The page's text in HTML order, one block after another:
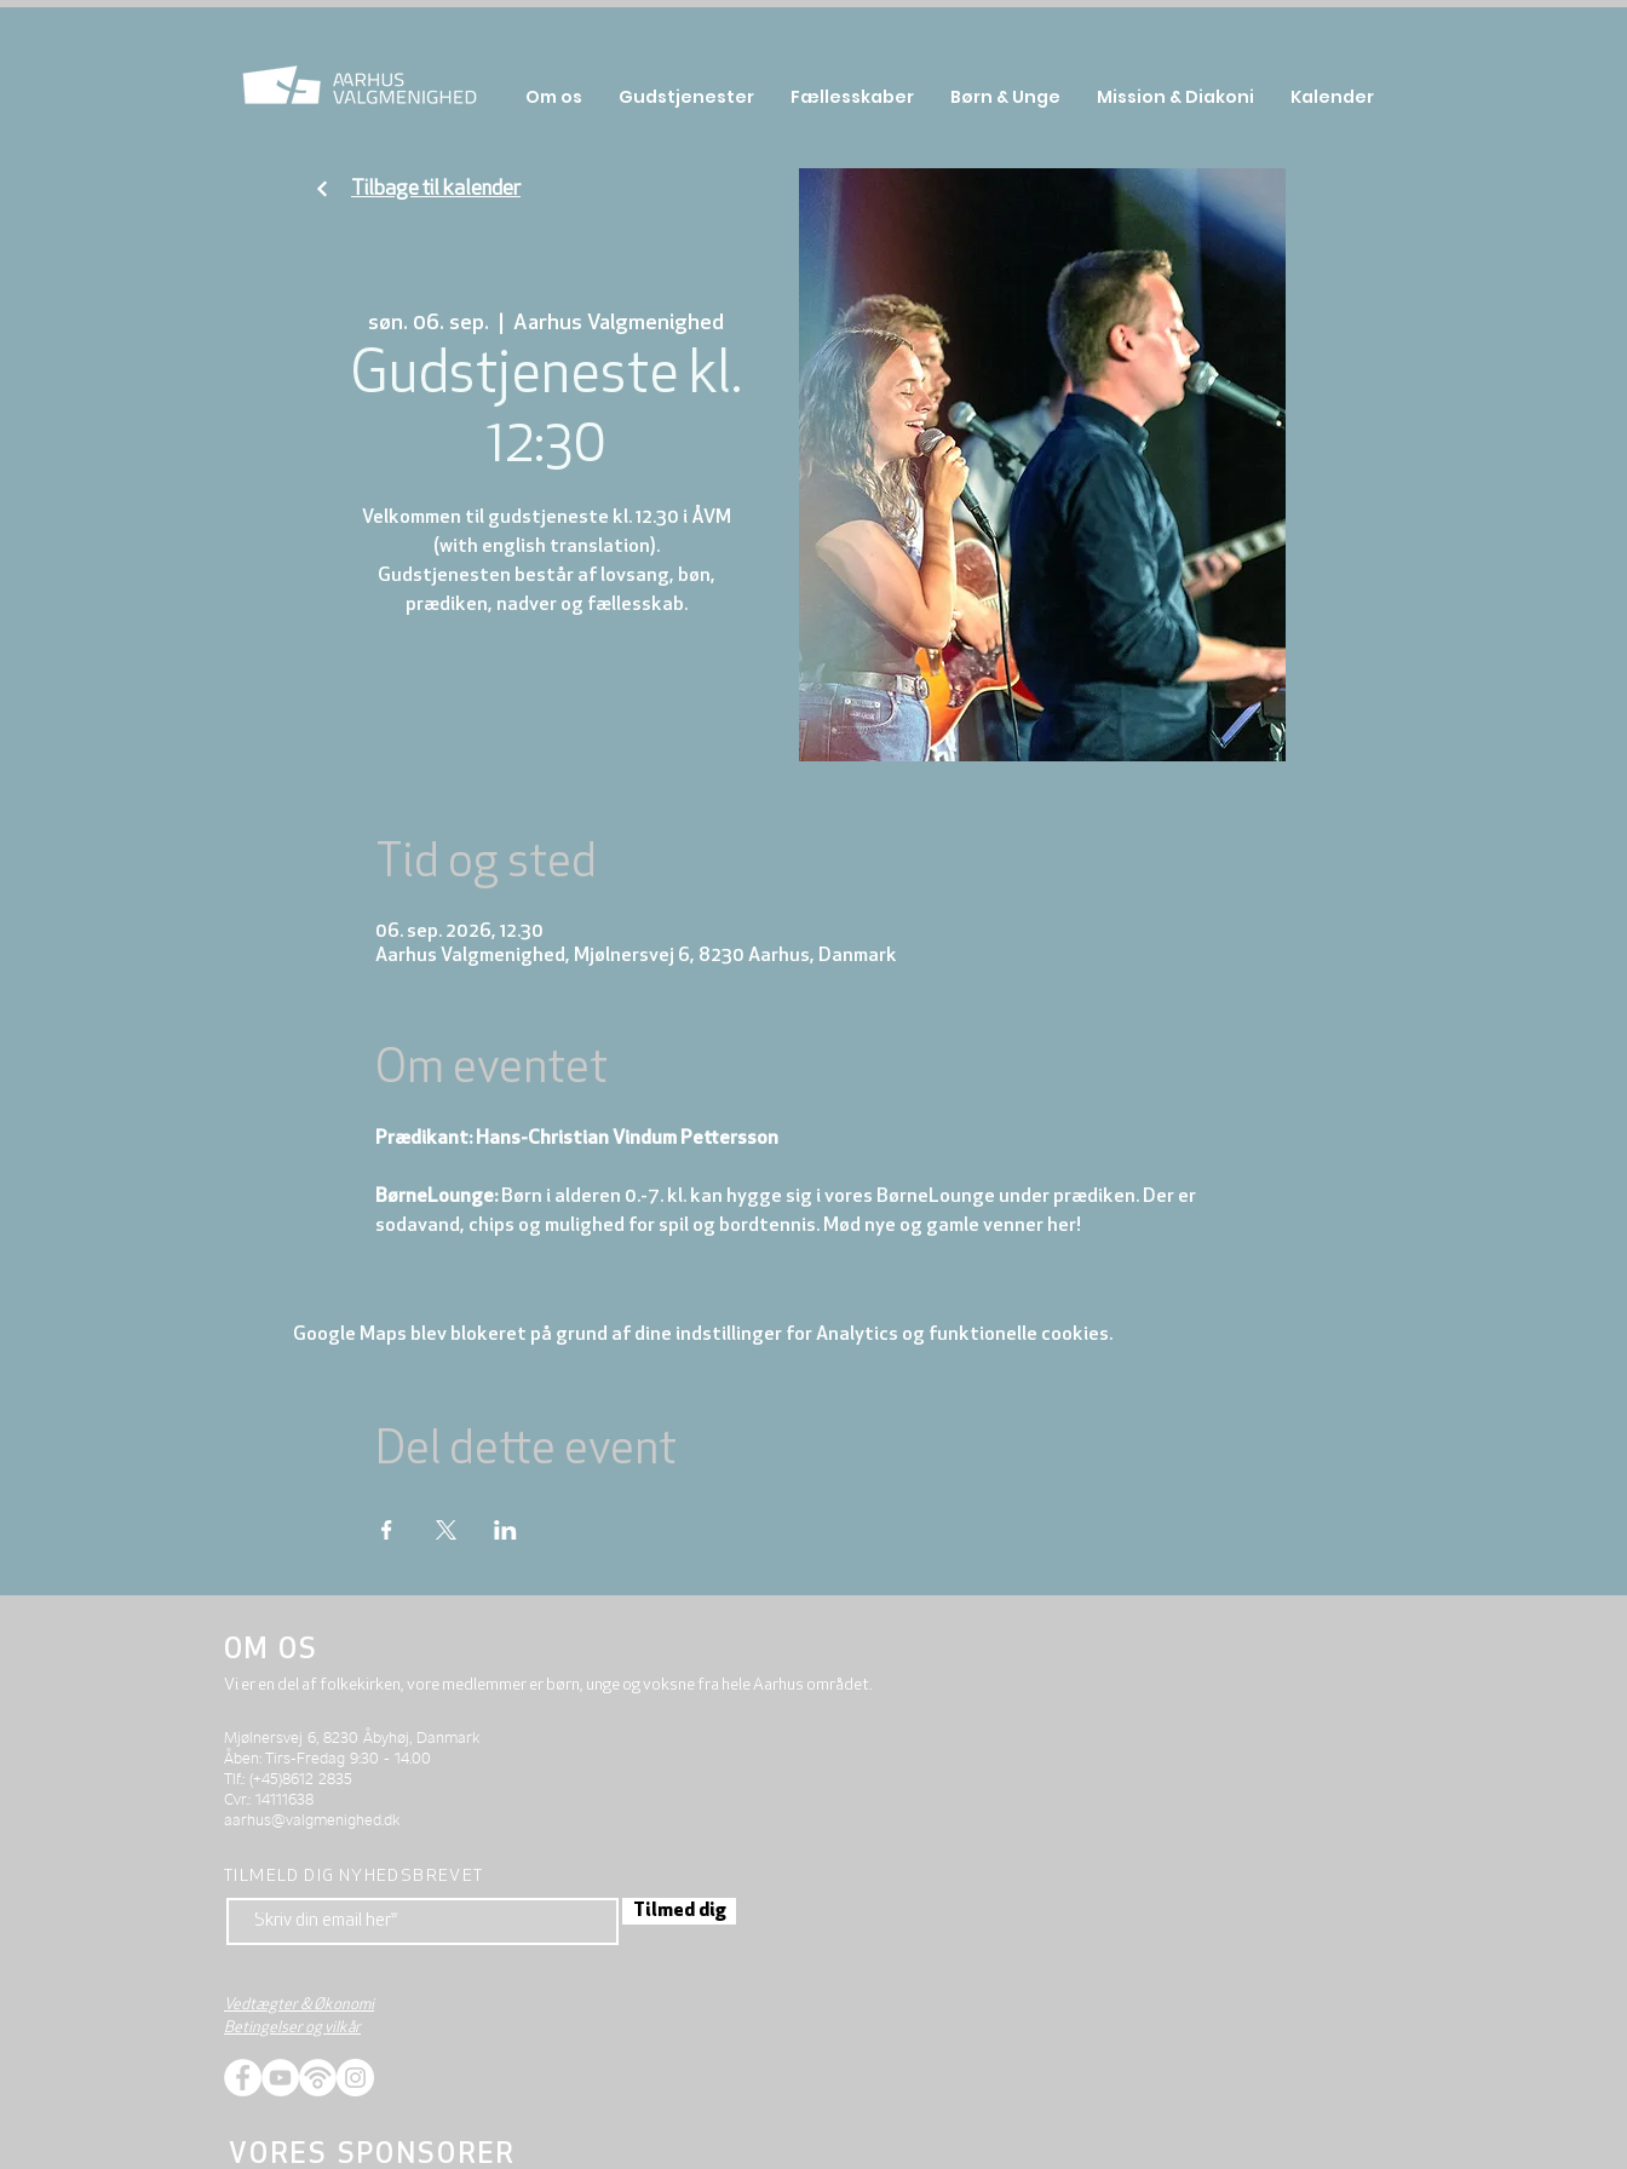
søn. 06. sep.
  |
Aarhus Valgmenighed
Gudstjeneste kl.
12:30
Velkommen til gudstjeneste kl. 12.30 i ÅVM
(with english translation).
Gudstjenesten består af lovsang, bøn,
prædiken, nadver og fællesskab.
Tid og sted
06. sep. 2026, 12.30
Aarhus Valgmenighed, Mjølnersvej 6, 8230 Aarhus, Danmark
Om eventet
Prædikant: Hans-Christian Vindum Pettersson
BørneLounge: Børn i alderen 0.-7. kl. kan hygge sig i vores BørneLounge under prædiken. Der er
sodavand, chips og mulighed for spil og bordtennis. Mød nye og gamle venner her!
Google Maps blev blokeret på grund af dine indstillinger for Analytics og funktionelle cookies.
Del dette event
Tilbage til kalender
Om os Gudstjenester Fællesskaber Børn & Unge Mission & Diakoni Kalender
OM OS
Vi er en del af folkekirken, vore medlemmer er børn, unge og voksne fra hele Aarhus området.
Mjølnersvej 6, 8230 Åbyhøj, Danmark
Åben: Tirs-Fredag 9:30 - 14.00
Tlf.: (+45)8612 2835
Cvr.: 14111638
aarhus@valgmenighed.dk
TILMELD DIG NYHEDSBREVET
Tilmed dig
Vedtægter & Økonomi
Betingelser og vilkår
VORES SPONSORER